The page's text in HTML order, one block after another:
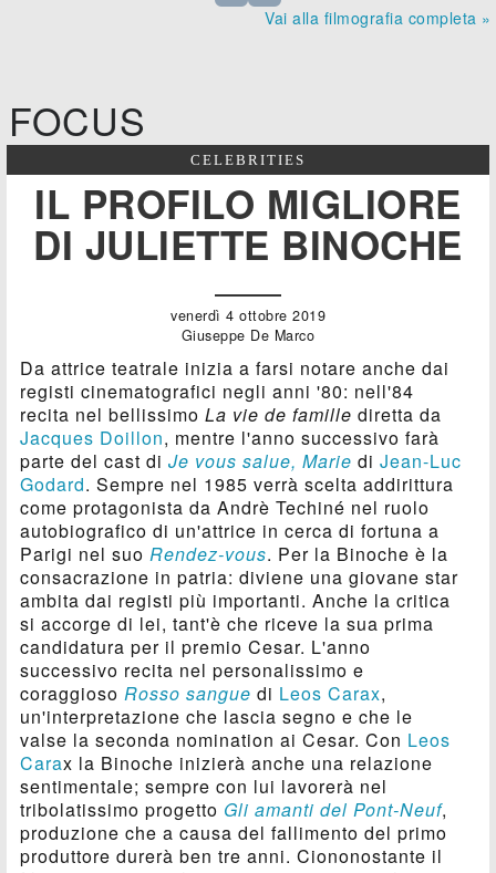
Vai alla filmografia completa »
FOCUS
CELEBRITIES
IL PROFILO MIGLIORE
DI JULIETTE BINOCHE
venerdì 4 ottobre 2019
Giuseppe De Marco
Da attrice teatrale inizia a farsi notare anche dai
registi cinematografici negli anni '80: nell'84
recita nel bellissimoLa vie de famille diretta da
Jacques Doillon, mentre l'anno successivo farà
parte del cast diJe vous salue, Marie diJean-Luc
Godard. Sempre nel 1985 verrà scelta addirittura
come protagonista da Andrè Techiné nel ruolo
autobiografico di un'attrice in cerca di fortuna a
Parigi nel suoRendez-vous. Per la Binoche è la
consacrazione in patria: diviene una giovane star
ambita dai registi più importanti. Anche la critica
si accorge di lei, tant'è che riceve la sua prima
candidatura per il premio Cesar. L'anno
successivo recita nel personalissimo e
coraggiosoRosso sangue di Leos Carax,
un'interpretazione che lascia segno e che le
valse la seconda nomination ai Cesar. Con Leos
Carax la Binoche inizierà anche una relazione
sentimentale; sempre con lui lavorerà nel
tribolatissimo progetto Gli amanti del Pont-Neuf,
produzione che a causa del fallimento del primo
produttore durerà ben tre anni. Ciononostante il